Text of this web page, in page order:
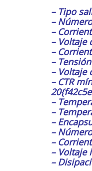
– Tipo
–
–
– Voltaje
–
–
– Voltaje
– CTR
–
–
–
–
–
– Voltaje
–